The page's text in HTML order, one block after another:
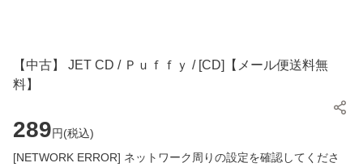
【中古】 JET CD / Ｐｕｆｆｙ / [CD]【メール便送料無
料】
289円(税込)
[NETWORK ERROR] ネットワーク周りの設定を確認してくださ